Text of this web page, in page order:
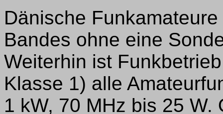
Dänische
Bandes ohne eine
Weiterhin ist
Klasse 1) alle
1 kW, 70 MHz bis 25